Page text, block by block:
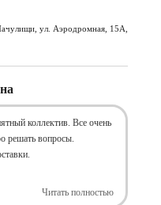
ул. Аэродромная, 15А,
коллектив. Все очень
решать вопросы.
Читать полностью